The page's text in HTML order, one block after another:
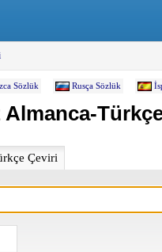
Sözlük Rusça Sözlük
Almanca-
Çeviri